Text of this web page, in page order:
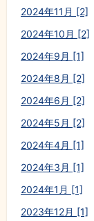
2024年11月 [2]
2024年10月 [2]
2024年9月 [1]
2024年8月 [2]
2024年6月 [2]
2024年5月 [2]
2024年4月 [1]
2024年3月 [1]
2024年1月 [1]
2023年12月 [1]